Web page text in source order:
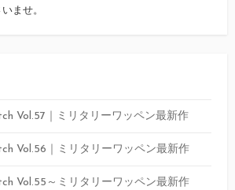
ませ。
Vol.57｜ミリタリーワッペン最新作
Vol.56｜ミリタリーワッペン最新作
Vol.55～ミリタリーワッペン最新作